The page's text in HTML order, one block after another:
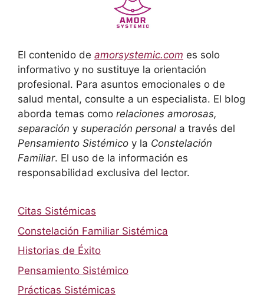
El contenido de amorsystemic.com es solo
informativo y no sustituye la orientación
profesional. Para asuntos emocionales o de
salud mental, consulte a un especialista. El blog
aborda temas como relaciones amorosas,
separación y superación personal a través del
Pensamiento Sistémico y la Constelación
Familiar. El uso de la información es
responsabilidad exclusiva del lector.
Citas Sistémicas
Constelación Familiar Sistémica
Historias de Éxito
Pensamiento Sistémico
Prácticas Sistémicas